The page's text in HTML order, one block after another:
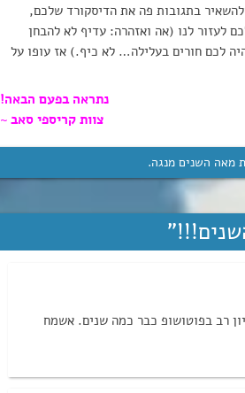
בתגובות פה את הדיסקורד שלכם,
לעזור לנו (אה ואזהרה: עדיף לא להבחן
לכם חורים בעלילה… לא כיף.) אז עופו על
נתראה בפעם הבאה!
צוות קריספי סאב ~
מאה השנים מנגה.
”
רב בפוטושופ כבר כמה שנים. אשמח